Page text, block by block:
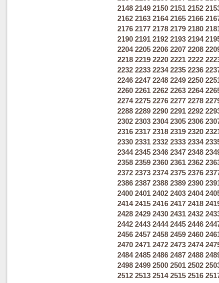
2148 2149 2150 2151 2152
2162 2163 2164 2165 2166
2176 2177 2178 2179 2180
2190 2191 2192 2193 2194
2204 2205 2206 2207 2208
2218 2219 2220 2221 2222
2232 2233 2234 2235 2236
2246 2247 2248 2249 2250
2260 2261 2262 2263 2264
2274 2275 2276 2277 2278
2288 2289 2290 2291 2292
2302 2303 2304 2305 2306
2316 2317 2318 2319 2320
2330 2331 2332 2333 2334
2344 2345 2346 2347 2348
2358 2359 2360 2361 2362
2372 2373 2374 2375 2376
2386 2387 2388 2389 2390
2400 2401 2402 2403 2404
2414 2415 2416 2417 2418
2428 2429 2430 2431 2432
2442 2443 2444 2445 2446
2456 2457 2458 2459 2460
2470 2471 2472 2473 2474
2484 2485 2486 2487 2488
2498 2499 2500 2501 2502
2512 2513 2514 2515 2516